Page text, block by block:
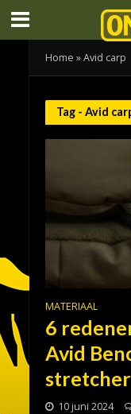
Home »Avid carp
Tag - Avid
MATERIAAL
6
Avid
10 juni 2024